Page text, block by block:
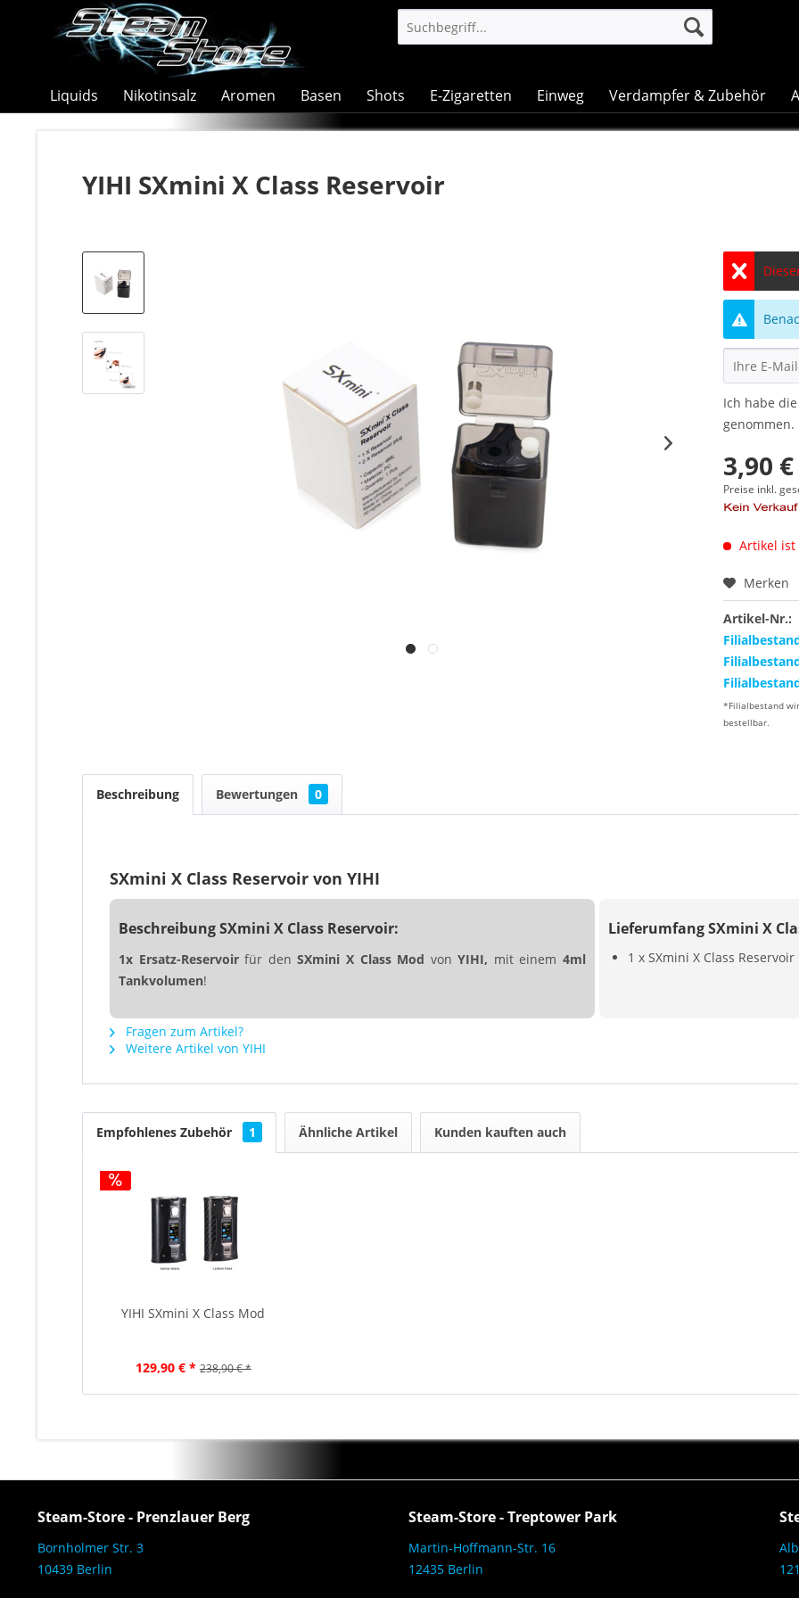
Liquids Nikotinsalz Aromen Basen Shots E-Zigaretten Einweg Verdampfer & Zubehör
YIHI SXmini X Class Reservoir
Ich habe die
genommen.
3,90
Preise inkl.
Artikel ist
Merken
Artikel-Nr.:
*Filialbestand
bestellbar.
Beschreibung Bewertungen 0
SXmini X Class Reservoir von YIHI
Beschreibung SXmini X Class Reservoir:
1x Ersatz-Reservoirfür denSXmini X Class Mod von YIHI, mit einem4ml
Tankvolumen!
Lieferumfang SXmini X
1 x SXmini X Class Reservoir
Fragen zum Artikel?
Weitere Artikel von YIHI
Empfohlenes Zubehör 1 Ähnliche Artikel Kunden kauften auch
YIHI SXmini X Class Mod
129,90 € * 238,90 € *
Steam-Store - Prenzlauer Berg
Bornholmer Str. 3
10439 Berlin
Steam-Store - Treptower Park
Martin-Hoffmann-Str. 16
12435 Berlin